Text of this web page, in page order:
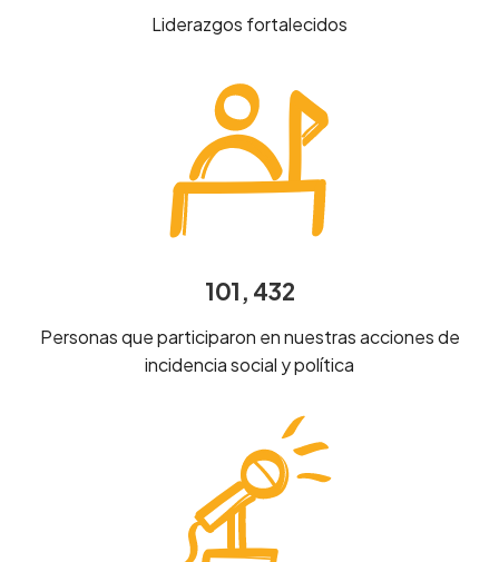
Liderazgos fortalecidos
101, 432
Personas que participaron en nuestras acciones de
incidencia social y política